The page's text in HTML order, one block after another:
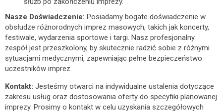
Nasze Doświadczenie: Posiadamy bogate doświadczenie w
obsłudze różnorodnych imprez masowych, takich jak koncerty,
festiwale, wydarzenia sportowe i targi. Nasz profesjonalny
zespół jest przeszkolony, by skutecznie radzić sobie z różnymi
sytuacjami medycznymi, zapewniając pełne bezpieczeństwo
uczestników imprez.
Kontakt: Jesteśmy otwarci na indywidualne ustalenia dotyczące
zakresu usług oraz dostosowania oferty do specyfiki planowanej
imprezy. Prosimy o kontakt w celu uzyskania szczegółowych